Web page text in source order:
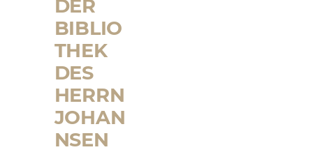
DER
BIBLIO
THEK
DES
HERRN
JOHAN
NSEN